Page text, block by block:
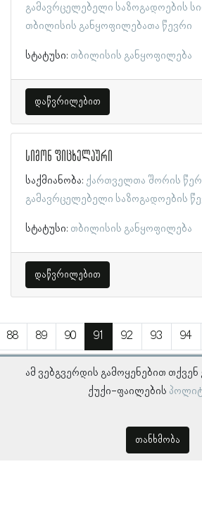
გამავრცელებელი საზოგადოების
თბილისის განყოფილებათა წევრი
სტატუსი: თბილისის განყოფილება
დაწვრილებით
სიმონ ფიცხელაური
საქმიანობა: ქართველთა შორის
გამავრცელებელი საზოგადოების
სტატუსი: თბილისის განყოფილება
დაწვრილებით
88 89 90 91 92 93 94
ამ ვებგვერდის გამოყენებით თქვენ
ქუქი-ფაილების
თანხმობა